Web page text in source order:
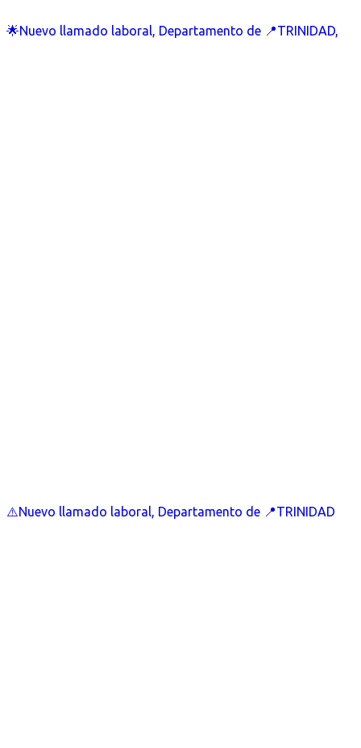
🌟Nuevo llamado laboral, Departamento de 📍TRINIDAD,
⚠️Nuevo llamado laboral, Departamento de 📍TRINIDAD